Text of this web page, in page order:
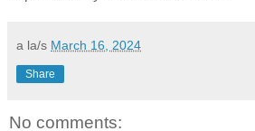
a la/s March 16, 2024
Share
No comments: